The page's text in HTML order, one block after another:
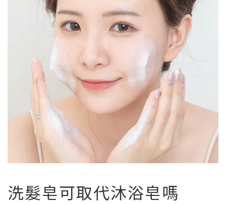
洗髮皂可取代沐浴皂嗎